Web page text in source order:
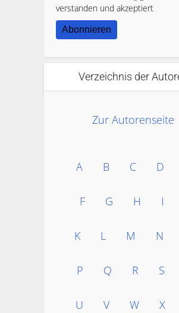
verstanden und akzeptiert
Abonnieren
Verzeichnis der
Zur Autorenseite
A B C D
F G H I
K L M N
P Q R S
U V W X